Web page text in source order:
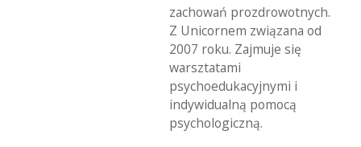
zachowań prozdrowotnych.
Z Unicornem związana od
2007 roku. Zajmuje się
warsztatami
psychoedukacyjnymi i
indywidualną pomocą
psychologiczną.